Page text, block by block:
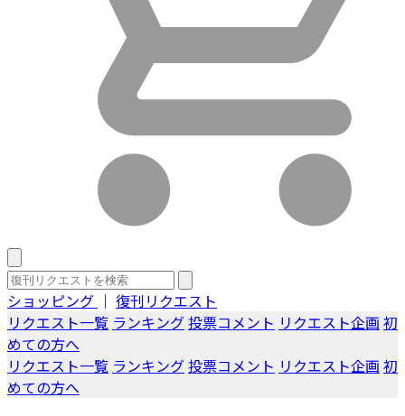
ショッピング ｜ 復刊リクエスト
リクエスト一覧 ランキング投票コメント リクエスト企画 初
めての方へ
リクエスト一覧 ランキング投票コメント リクエスト企画 初
めての方へ